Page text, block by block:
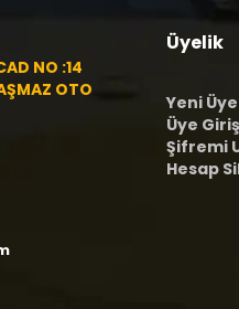
NO :14
OTO
Üyelik
Yeni
Üye
Şifremi
Hesap